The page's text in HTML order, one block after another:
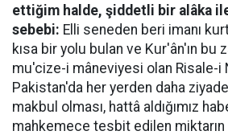
ettiğim halde, şiddetli bir alâka
sebebi: Elli seneden beri imanı
kısa bir yolu bulan ve Kur'ân'ın bu
mu'cize-i mâneviyesi olan Risale-i
Pakistan'da her yerden daha
makbul olması, hattâ aldığımız
mahkemece tesbit edilen